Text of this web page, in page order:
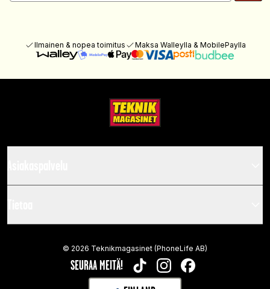
Ilmainen & nopea toimitus Maksa Walleylla & MobilePaylla
SEURAA MEITÄ! TIKTOKINSTAGRAMFACEBOOK
© 2026 Teknikmagasinet (PhoneLife AB)